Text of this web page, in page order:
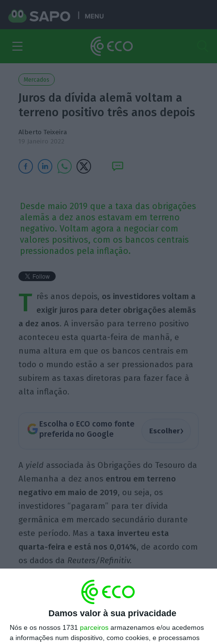
Damos valor à sua privacidade
Nós e os nossos 1731 parceiros armazenamos e/ou acedemos
a informações num dispositivo, como cookies, e processamos
MENU
Mercados
Juros da dívida alemã voltam a
terreno positivo três anos depois
Alberto Teixeira
19 Janeiro 2022
Desde maio 2019 que a taxa das obrigações
alemãs a dez anos estavam em terreno
negativo. Voltam agora a negociar com
valores positivos, com os bancos centrais
pressionados pela inflação.
T rês anos depois, os investidores voltam a
exigir juros para deter obrigações alemãs
a dez anos. A inversão para terreno positivo
aconteceu esta quarta-feira de manhã, e
numa altura em que os bancos centrais em
todo o mundo estão a ser pressionados para
subirem as taxas diretoras para fazer face à
alta inflação.
Escolha o ECO como fonte
preferida no Google
Escolher›
A yield associada às Obrigações do Tesouro da
Alemanha a dez anos entrou em terreno
negativo em maio de 2019, ou seja, os
investidores “pagaram” para ter dívida
germânica em mercado secundário durante
este período. Mas ataxa inverteu esta
quarta-feira e está nos 0,014%, de acordo com
os dados da Reuters/Refinitiv.
Juros alemães voltam a terreno
positivo
Taxa 10 anos
1